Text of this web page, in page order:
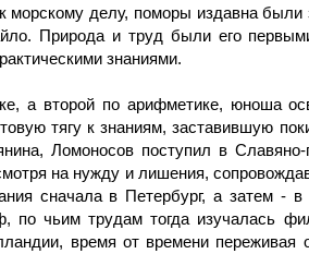
делу, поморы издавна
Природа и труд были его
знаниями.
а второй по арифметике, юноша
тягу к знаниям, заставившую
Ломоносов поступил в Славяно-
на нужду и лише­ния,
сначала в Петербург, а затем - в
по чьим трудам тогда изучалась
время от времени